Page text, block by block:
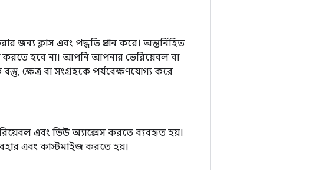
জন্য ক্লাস এবং পদ্ধতি প্রদান করে। অন্তর্নিহিত
করতে হবে না। আপনি আপনার ভেরিয়েবল বা
ক্ষেত্র বা সংগ্রহকে পর্যবেক্ষণযোগ্য করে
এবং ভিউ অ্যাক্সেস করতে ব্যবহৃত হয়।
এবং কাস্টমাইজ করতে হয়।